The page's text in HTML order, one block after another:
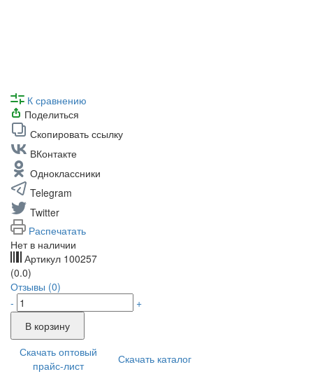
К сравнению
Поделиться
Скопировать ссылку
ВКонтакте
Одноклассники
Telegram
Twitter
Распечатать
Нет в наличии
Артикул 100257
(0.0)
Отзывы (0)
-
+
В корзину
Скачать оптовый
прайс-лист
Скачать каталог